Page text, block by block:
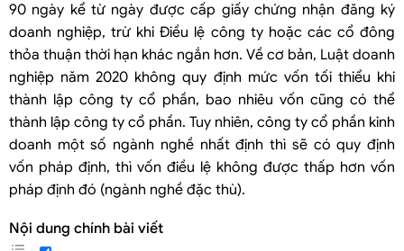
90 ngày kể từ ngày được cấp giấy chứng nhận đăng ký
doanh nghiệp, trừ khi Điều lệ công ty hoặc các cổ đông
thỏa thuận thời hạn khác ngắn hơn. Về cơ bản, Luật doanh
nghiệp năm 2020 không quy định mức vốn tối thiểu khi
thành lập công ty cổ phần, bao nhiêu vốn cũng có thể
thành lập công ty cổ phần. Tuy nhiên, công ty cổ phần kinh
doanh một số ngành nghề nhất định thì sẽ có quy định
vốn pháp định, thì vốn điều lệ không được thấp hơn vốn
pháp định đó (ngành nghề đặc thù).
Nội dung chính bài viết